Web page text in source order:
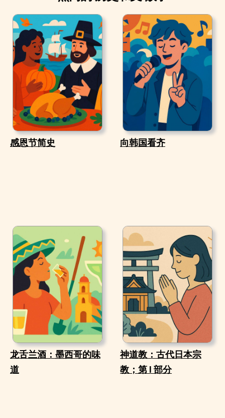
感恩节简史 向韩国看齐
龙舌兰酒：墨西哥的味
道
神道教：古代日本宗
教；第 I 部分